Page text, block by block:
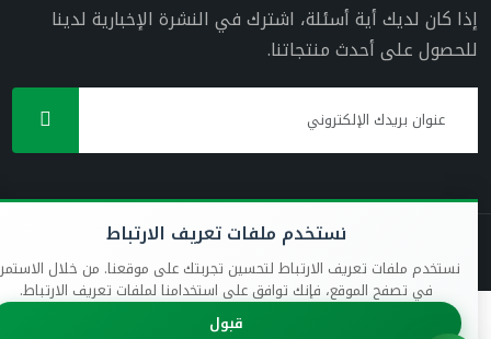
إذا كان لديك أية أسئلة، اشترك في النشرة الإخبارية لدينا
للحصول على أحدث منتجاتنا.
نستخدم ملفات تعريف الارتباط
نستخدم ملفات تعريف الارتباط لتحسين تجربتك على موقعنا. من خلال الاستمرار
في تصفح الموقع، فإنك توافق على استخدامنا لملفات تعريف الارتباط.
قبول